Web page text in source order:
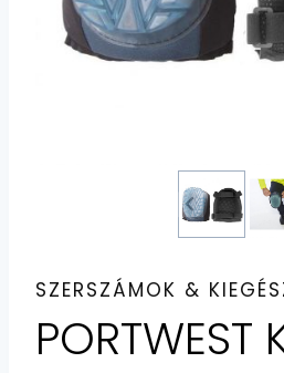
SZERSZÁMOK &
PORTWEST